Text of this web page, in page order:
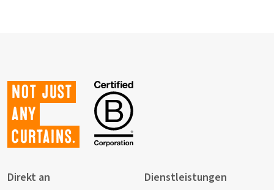
Not just
any
curtains.
Direkt an
Dienstleistungen